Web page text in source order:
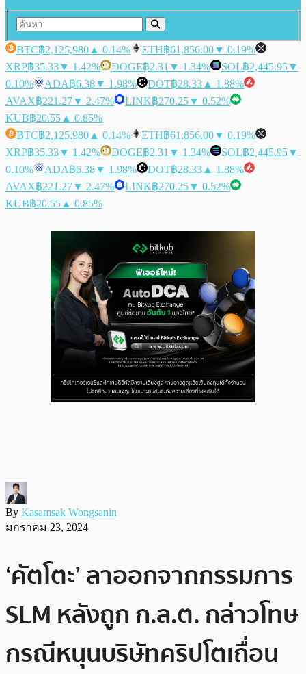
BTC฿2,125,980 ▲ 0.14% ETH฿61,856.00▼ 0.19%
XRP฿35.33▼ 1.42% DOGE฿2.31 ▼ 1.34% SOL฿2,445.95▼
0.10%
ADA฿6.38▼ 1.98% DOT฿28.33 ▲ 1.88%
AVAX฿221.27▼ 2.47% LINK฿270.25▼ 0.52%
KUB฿20.55 ▲ 0.85%
BTC฿2,125,980 ▲ 0.14% ETH฿61,856.00▼ 0.19%
XRP฿35.33▼ 1.42% DOGE฿2.31 ▼ 1.34% SOL฿2,445.95▼
0.10%
ADA฿6.38▼ 1.98% DOT฿28.33 ▲ 1.88%
AVAX฿221.27▼ 2.47% LINK฿270.25▼ 0.52%
KUB฿20.55 ▲ 0.85%
By Kasamsak Wongsanin
มกราคม 23, 2024
‘คัตโตะ’ ลาออกจากกรรมการ
SLM หลังถูก ก.ล.ต. กล่าวโทษ
กรณีหนุนบริษัทคริปโตเถื่อน